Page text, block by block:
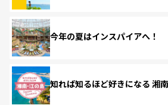
今年の夏はインスパイアへ！
知れば知るほど好きになる 湘